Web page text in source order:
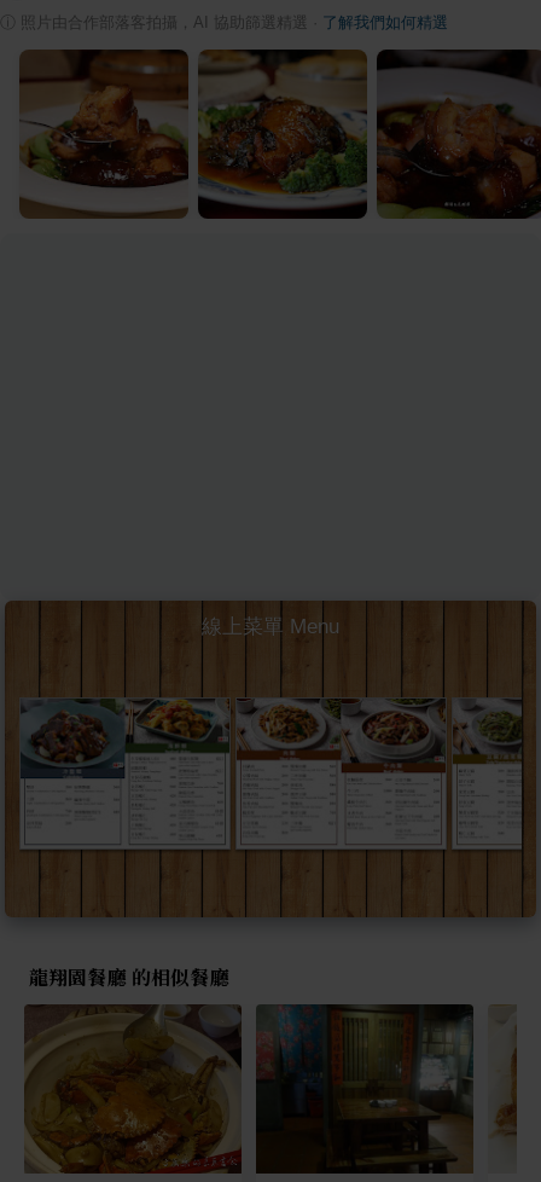
照片由合作部落客拍攝，AI 協助篩選精選 了解我們如何精選
線上菜單 Menu
龍翔園餐廳 的相似餐廳